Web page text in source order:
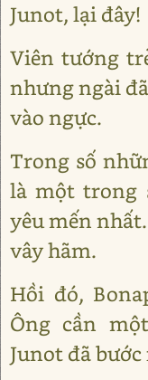
Junot, lại đây!
Viên tướng
nhưng ngài
vào ngực.
Trong số
là một trong
yêu mến
vây hãm.
Hồi đó,
Ông cần
Junot đã